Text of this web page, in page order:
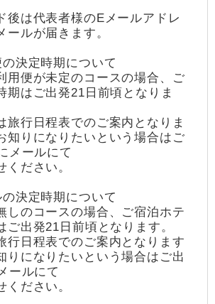
は代表者様のEメールアドレ
ールが届きます。
決定時期について
便が未定のコースの場合、ご
期はご出発21日前頃となりま
行日程表でのご案内となりま
知りになりたいという場合はご
メールにて
ださい。
決定時期について
のコースの場合、ご宿泊ホテ
ご出発21日前頃となります。
日程表でのご案内となります
りになりたいという場合はご出
ールにて
ださい。